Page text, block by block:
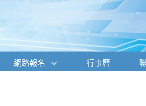
網路報名 行事曆